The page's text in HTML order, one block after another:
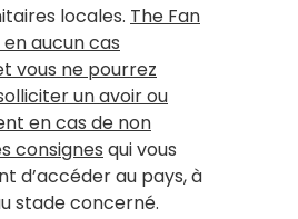
locales. The Fan
aucun cas
vous ne pourrez
un avoir ou
en cas de non
consignes qui vous
d’accéder au pays, à
stade concerné.